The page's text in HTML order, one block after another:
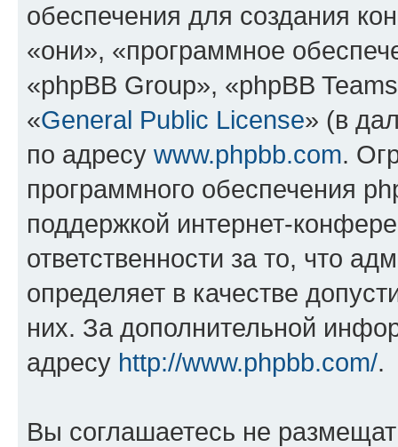
обеспечения для создания
«они», «программное
«phpBB Group», «phpBB
«General Public License» (в
по адресу www.phpbb.com.
программного обеспечения
поддержкой интернет-
ответственности за то, что
определяет в качестве
них. За дополнительной
адресу http://www.phpbb.com/.
Вы соглашаетесь не